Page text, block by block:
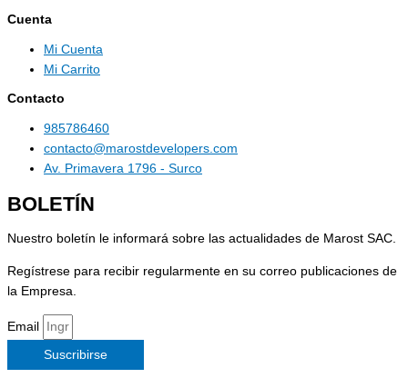
Cuenta
Mi Cuenta
Mi Carrito
Contacto
985786460
contacto@marostdevelopers.com
Av. Primavera 1796 - Surco
BOLETÍN
Nuestro boletín le informará sobre las actualidades de Marost SAC.
Regístrese para recibir regularmente en su correo publicaciones de
la Empresa.
Email
Suscribirse